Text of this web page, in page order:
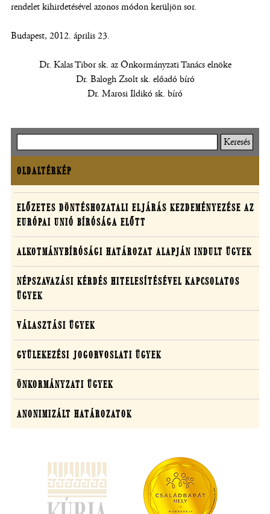
rendelet kihirdetésével azonos módon kerüljön sor.
Budapest, 2012. április 23.
Dr. Kalas Tibor sk. az Önkormányzati Tanács elnöke
Dr. Balogh Zsolt sk. előadó bíró
Dr. Marosi Ildikó sk. bíró
Oldaltérkép
OLDALTÉRKÉP
Határozatok
egyedi
ügyekben
ELŐZETES DÖNTÉSHOZATALI ELJÁRÁS KEZDEMÉNYEZÉSE AZ
EURÓPAI UNIÓ BÍRÓSÁGA ELŐTT
ALKOTMÁNYBÍRÓSÁGI HATÁROZAT ALAPJÁN INDULT ÜGYEK
NÉPSZAVAZÁSI KÉRDÉS HITELESÍTÉSÉVEL KAPCSOLATOS
ÜGYEK
VÁLASZTÁSI ÜGYEK
GYÜLEKEZÉSI JOGORVOSLATI ÜGYEK
ÖNKORMÁNYZATI ÜGYEK
ANONIMIZÁLT HATÁROZATOK